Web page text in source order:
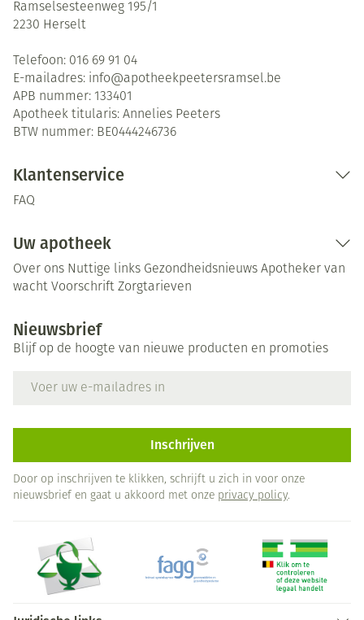
Ramselsesteenweg 195/1
2230 Herselt
Telefoon: 016 69 91 04
E-mailadres: info@apotheekpeetersramsel.be
APB nummer: 133401
Apotheek titularis: Annelies Peeters
BTW nummer: BE0444246736
Klantenservice
FAQ
Uw apotheek
Over ons Nuttige links Gezondheidsnieuws Apotheker van
wacht Voorschrift Zorgtarieven
Nieuwsbrief
Blijf op de hoogte van nieuwe producten en promoties
Inschrijven
Door op inschrijven te klikken, schrijft u zich in voor onze
nieuwsbrief en gaat u akkoord met onze privacy policy.